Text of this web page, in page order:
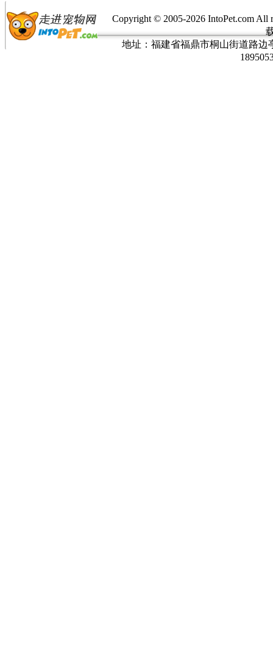
Copyright © 2005-2026 IntoPet.com
地址：福建省福鼎市桐山街道路边